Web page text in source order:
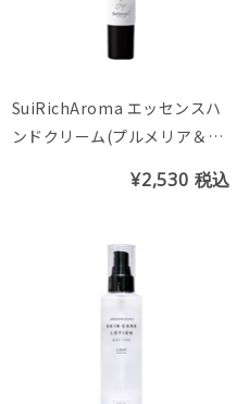
SuiRichAroma エッセンスハ
ンドクリーム(プルメリア＆リ
¥2,530 税込